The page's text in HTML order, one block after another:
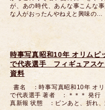
が、あの時代、あんな事こんな
な人がおったんやねえと興味の…
時事写真昭和10年 オリムピ
で代表選手 フィギュアスケ
資料
書名 ：時事写真昭和10年 オリ
で代表選手 著者 ：＊＊＊ 発
真新報 状態 ：ピンあと、折れ